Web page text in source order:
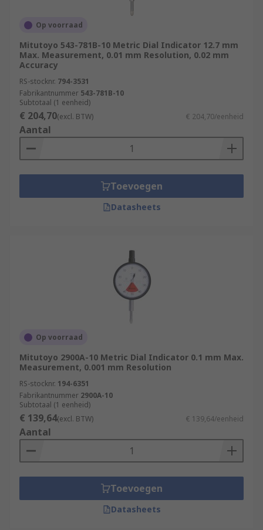
Op voorraad
Mitutoyo 543-781B-10 Metric Dial Indicator 12.7 mm
Max. Measurement, 0.01 mm Resolution, 0.02 mm
Accuracy
RS-stocknr. 794-3531
Fabrikantnummer 543-781B-10
Subtotaal (1 eenheid)
€ 204,70(excl. BTW) € 204,70/eenheid
Aantal
Toevoegen
Datasheets
Op voorraad
Mitutoyo 2900A-10 Metric Dial Indicator 0.1 mm Max.
Measurement, 0.001 mm Resolution
RS-stocknr. 194-6351
Fabrikantnummer 2900A-10
Subtotaal (1 eenheid)
€ 139,64(excl. BTW) € 139,64/eenheid
Aantal
Toevoegen
Datasheets